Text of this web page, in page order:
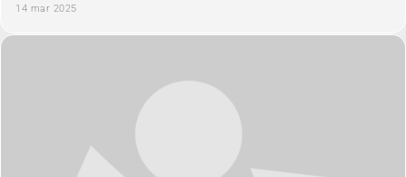
14 mar 2025